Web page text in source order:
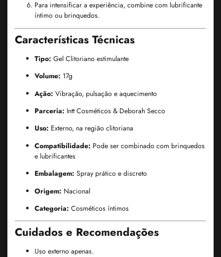
Para intensificar a experiência, combine com lubrificante
íntimo ou brinquedos.
Características Técnicas
Tipo: Gel Clitoriano estimulante
Volume: 17g
Ação: Vibração, pulsação e aquecimento
Parceria: Intt Cosméticos & Deborah Secco
Uso: Externo, na região clitoriana
Compatibilidade: Pode ser combinado com brinquedos
e lubrificantes
Embalagem: Spray prático e discreto
Origem: Nacional
Categoria: Cosméticos íntimos
Cuidados e Recomendações
Uso externo apenas.